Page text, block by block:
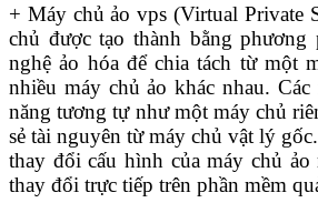
+ Máy chủ ảo vps (Virtual Private
chủ được tạo thành bằng phương
nghệ ảo hóa để chia tách từ một
nhiều máy chủ ảo khác nhau.
năng tương tự như một máy chủ
sẻ tài nguyên từ máy chủ vật lý
thay đổi cấu hình của máy chủ
thay đổi trực tiếp trên phần mềm